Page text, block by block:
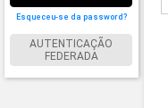
Esqueceu-se da password?
AUTENTICAÇÃO
FEDERADA